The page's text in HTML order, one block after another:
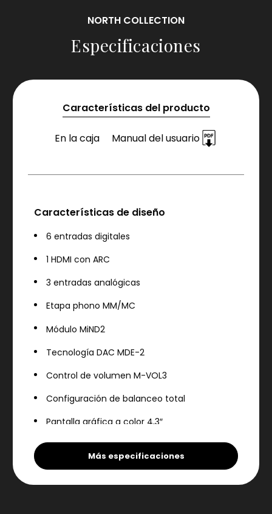
NORTH COLLECTION
Especificaciones
Características del producto
En la caja Manual del usuario
Características de diseño
6 entradas digitales
1 HDMI con ARC
3 entradas analógicas
Etapa phono MM/MC
Módulo MiND2
Tecnología DAC MDE-2
Control de volumen M-VOL3
Configuración de balanceo total
Pantalla gráfica a color 4,3″
Mando a distancia inteligente BRM-1
Más especificaciones